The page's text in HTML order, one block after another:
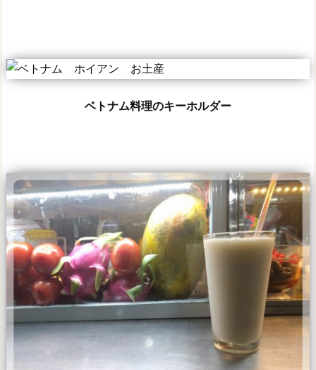
ベトナム料理のキーホルダー